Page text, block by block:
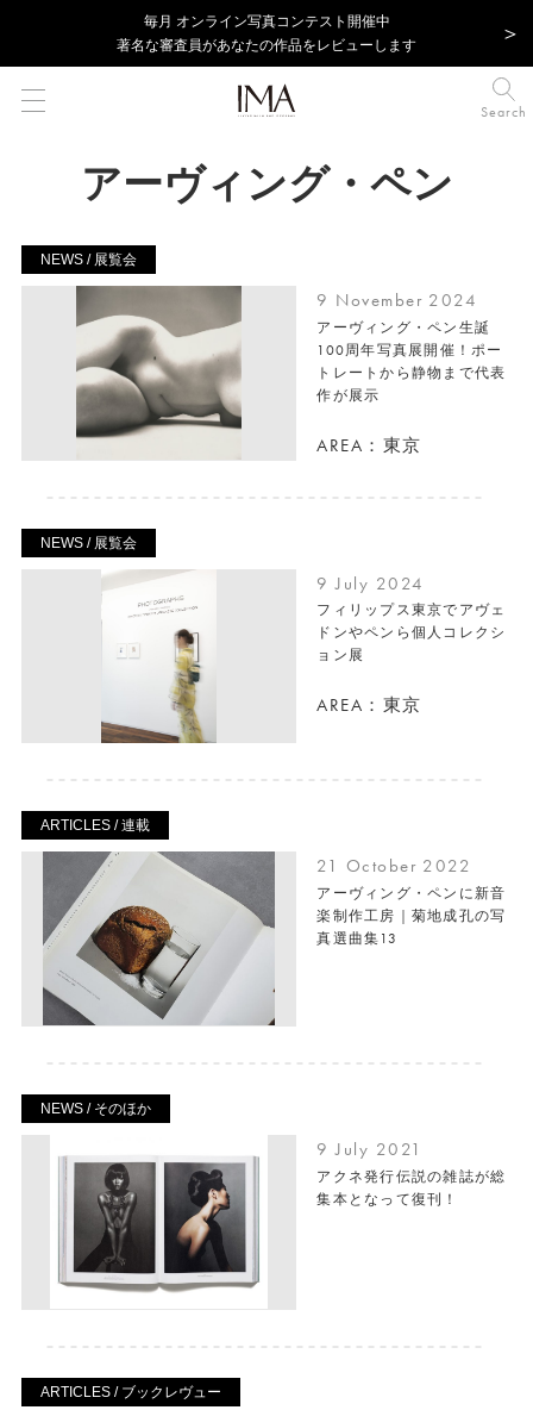
毎⽉ オンライン写真コンテスト開催中
著名な審査員があなたの作品をレビューします
Search
アーヴィング・ペン
NEWS / 展覧会
9 November 2024
アーヴィング・ペン生誕
100周年写真展開催！ポー
トレートから静物まで代表
作が展示
AREA：東京
NEWS / 展覧会
9 July 2024
フィリップス東京でアヴェ
ドンやペンら個人コレクシ
ョン展
AREA：東京
ARTICLES / 連載
21 October 2022
アーヴィング・ペンに新音
楽制作工房｜菊地成孔の写
真選曲集13
NEWS / そのほか
9 July 2021
アクネ発行伝説の雑誌が総
集本となって復刊！
ARTICLES / ブックレヴュー